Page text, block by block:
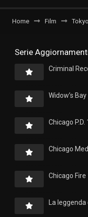
Home Film
Serie
Criminal
Widow’s Bay
Chicago P.D.
Chicago
Chicago Fire
La